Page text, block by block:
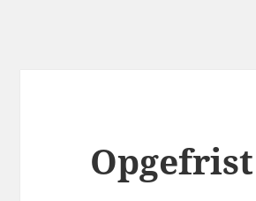
Opgefrist